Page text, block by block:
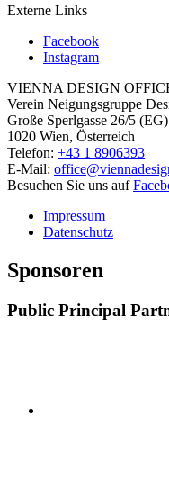
Externe Links
Facebook
Instagram
VIENNA DESIGN
Verein Neigungsgruppe
Große Sperlgasse 26/5 (EG)
1020 Wien, Österreich
Telefon: +43 1 8906393
E-Mail:
Besuchen Sie uns auf
Impressum
Datenschutz
Sponsoren
Public Principal